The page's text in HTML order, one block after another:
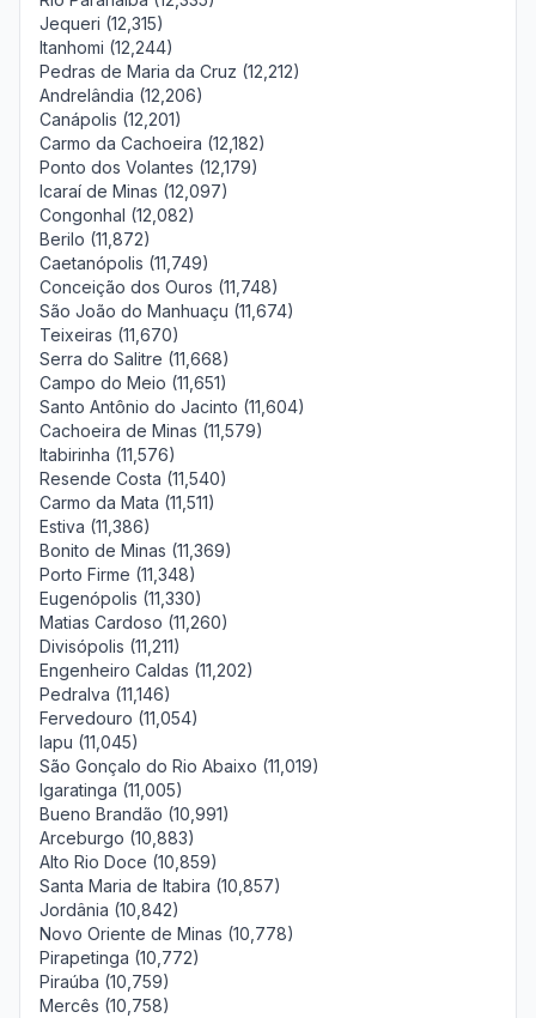
Jequeri (12,315)
Itanhomi (12,244)
Pedras de Maria da Cruz (12,212)
Andrelândia (12,206)
Canápolis (12,201)
Carmo da Cachoeira (12,182)
Ponto dos Volantes (12,179)
Icaraí de Minas (12,097)
Congonhal (12,082)
Berilo (11,872)
Caetanópolis (11,749)
Conceição dos Ouros (11,748)
São João do Manhuaçu (11,674)
Teixeiras (11,670)
Serra do Salitre (11,668)
Campo do Meio (11,651)
Santo Antônio do Jacinto (11,604)
Cachoeira de Minas (11,579)
Itabirinha (11,576)
Resende Costa (11,540)
Carmo da Mata (11,511)
Estiva (11,386)
Bonito de Minas (11,369)
Porto Firme (11,348)
Eugenópolis (11,330)
Matias Cardoso (11,260)
Divisópolis (11,211)
Engenheiro Caldas (11,202)
Pedralva (11,146)
Fervedouro (11,054)
Iapu (11,045)
São Gonçalo do Rio Abaixo (11,019)
Igaratinga (11,005)
Bueno Brandão (10,991)
Arceburgo (10,883)
Alto Rio Doce (10,859)
Santa Maria de Itabira (10,857)
Jordânia (10,842)
Novo Oriente de Minas (10,778)
Pirapetinga (10,772)
Piraúba (10,759)
Mercês (10,758)